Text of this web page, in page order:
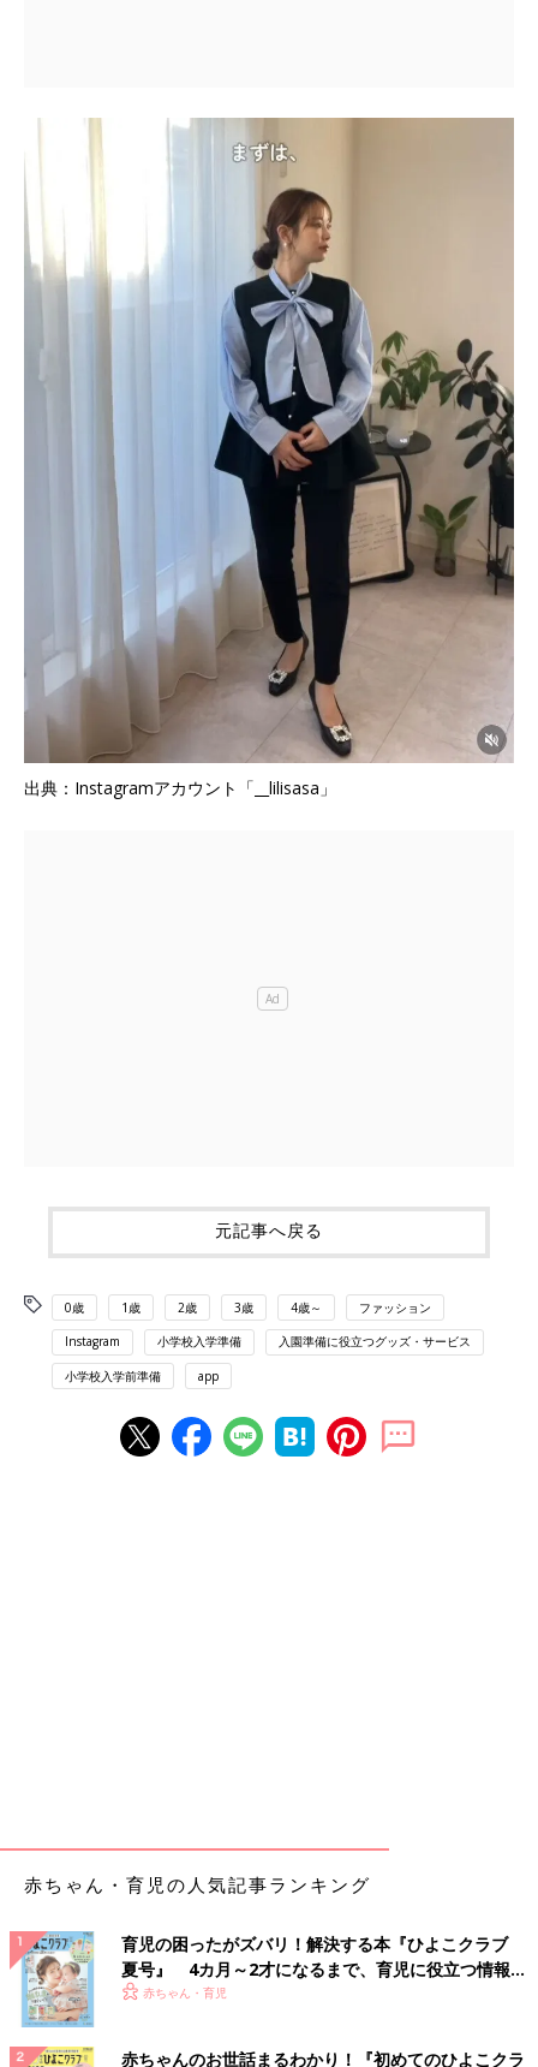
出典：Instagramアカウント「__lilisasa」
元記事へ戻る
0歳 1歳 2歳 3歳 4歳～ ファッション
Instagram 小学校入学準備 入園準備に役立つグッズ・サービス
小学校入学前準備 app
赤ちゃん・育児の人気記事ランキング
育児の困ったがズバリ！解決する本『ひよこクラブ
夏号』 4カ月～2才になるまで、育児に役立つ情報が
いっぱい！
赤ちゃん・育児
赤ちゃんのお世話まるわかり！『初めてのひよこクラ